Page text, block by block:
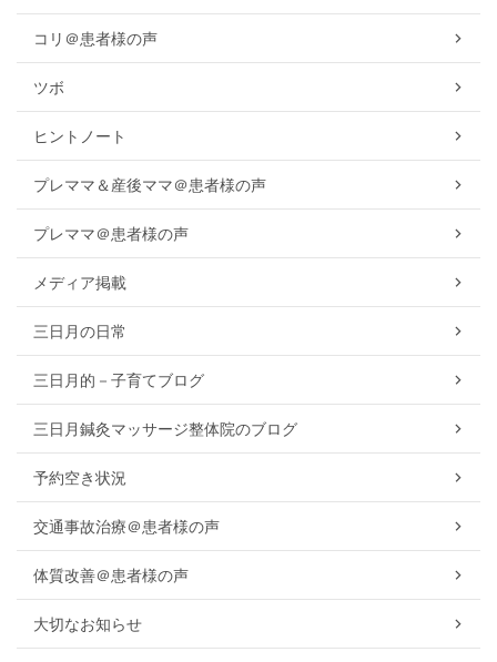
コリ＠患者様の声
ツボ
ヒントノート
プレママ＆産後ママ＠患者様の声
プレママ＠患者様の声
メディア掲載
三日月の日常
三日月的－子育てブログ
三日月鍼灸マッサージ整体院のブログ
予約空き状況
交通事故治療＠患者様の声
体質改善＠患者様の声
大切なお知らせ